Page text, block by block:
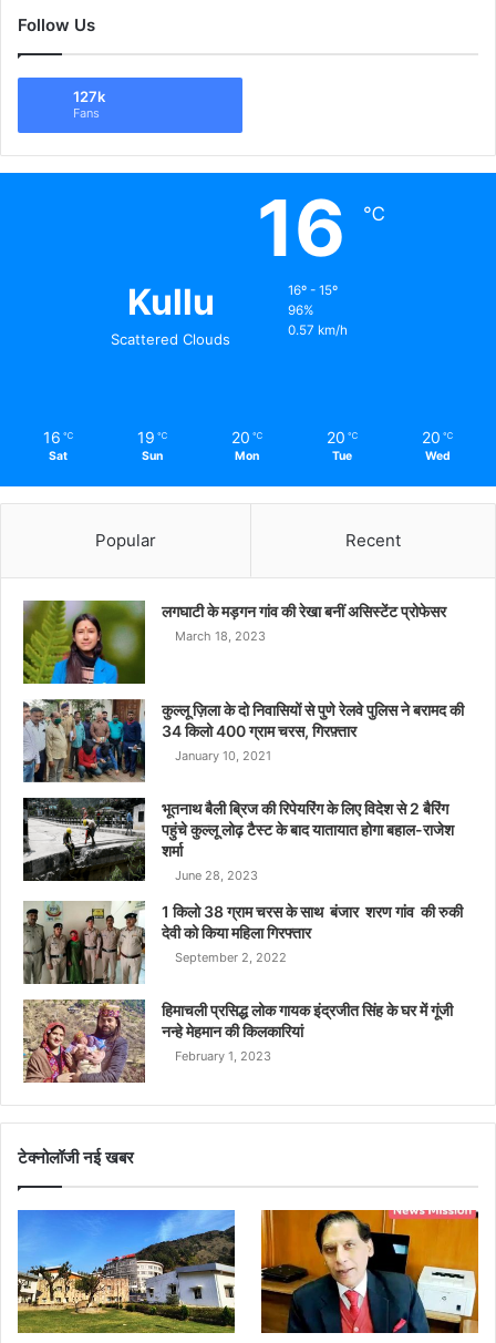
Follow Us
127k
Fans
Kullu
Scattered Clouds
16 ℃
16º - 15º
96%
0.57 km/h
16 ℃
Sat
19 ℃
Sun
20 ℃
Mon
20 ℃
Tue
20 ℃
Wed
Popular Recent
लगघाटी के मड़गन गांव की रेखा बनीं असिस्टेंट प्रोफेसर
March 18, 2023
कुल्लू ज़िला के दो निवासियों से पुणे रेलवे पुलिस ने बरामद की
34 किलो 400 ग्राम चरस, गिरफ़्तार
January 10, 2021
भूतनाथ बैली ब्रिज की रिपेयरिंग के लिए विदेश से 2 बैरिंग
पहुंचे कुल्लू लोढ़ टैस्ट के बाद यातायात होगा बहाल-राजेश
शर्मा
June 28, 2023
1 किलो 38 ग्राम चरस के साथ बंजार शरण गांव की रुकी
देवी को किया महिला गिरफ्तार
September 2, 2022
हिमाचली प्रसिद्ध लोक गायक इंद्रजीत सिंह के घर में गूंजी
नन्हे मेहमान की किलकारियां
February 1, 2023
टेक्नोलॉजी नई खबर